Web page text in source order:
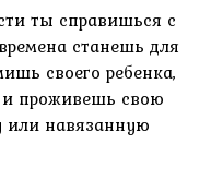
ты справишься с
станешь для
своего ребенка,
проживешь свою
или навязанную